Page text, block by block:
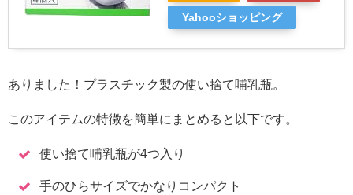
Yahooショッピング
ありました！プラスチック製の使い捨て哺乳瓶。
このアイテムの特徴を簡単にまとめると以下です。
使い捨て哺乳瓶が4つ入り
手のひらサイズでかなりコンパクト